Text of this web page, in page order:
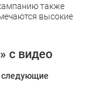
также
высокие
с видео
следующие